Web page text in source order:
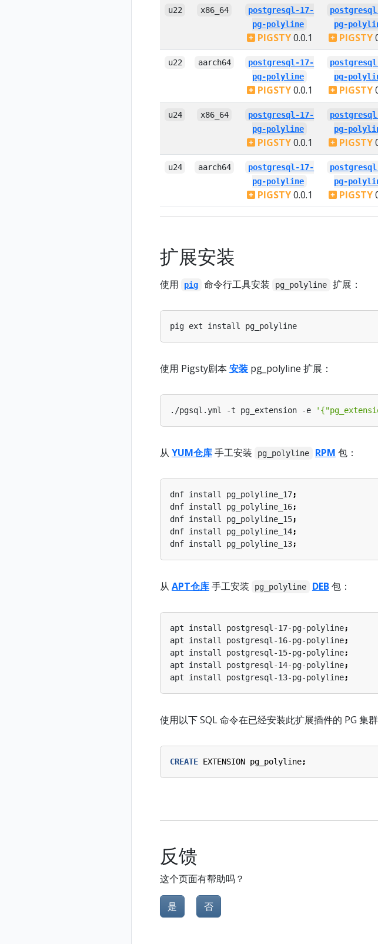
u22 x86_64
postgresql-17-
pg-polyline
PIGSTY0.0.1
pg-
PIGSTY
u22 aarch64
postgresql-17-
pg-polyline
PIGSTY0.0.1
pg-
PIGSTY
u24 x86_64
postgresql-17-
pg-polyline
PIGSTY0.0.1
pg-
PIGSTY
u24 aarch64
postgresql-17-
pg-polyline
PIGSTY0.0.1
pg-
PIGSTY
扩展安装
使用 pig 命令行工具安装 pg_polyline 扩展：
使用 Pigsty剧本 安装 pg_polyline 扩展：
./pgsql.yml -t pg_extension -e
从 YUM仓库手工安装 pg_polyline RPM 包：
dnf install pg_polyline_17;
dnf install pg_polyline_16;
dnf install pg_polyline_15;
dnf install pg_polyline_14;
dnf install pg_polyline_13;
从 APT仓库手工安装 pg_polyline DEB包：
apt install postgresql-17-pg-polyline;
apt install postgresql-16-pg-polyline;
apt install postgresql-15-pg-polyline;
apt install postgresql-14-pg-polyline;
apt install postgresql-13-pg-polyline;
使用以下 SQL 命令在已经安装此扩展插件的 PG 集
CREATE EXTENSION pg_polyline;
反馈
这个页面有帮助吗？
是 否